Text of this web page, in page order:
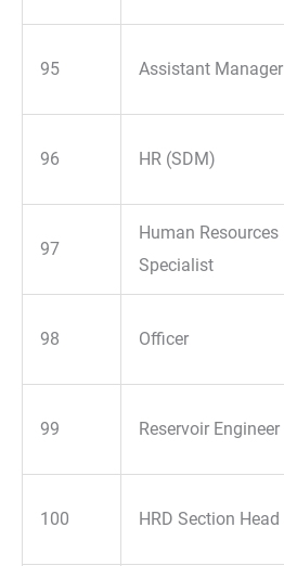
95 Assistant Manager
96 HR (SDM)
97
Human Resources
Specialist
98 Officer
99 Reservoir Engineer
100 HRD Section Head